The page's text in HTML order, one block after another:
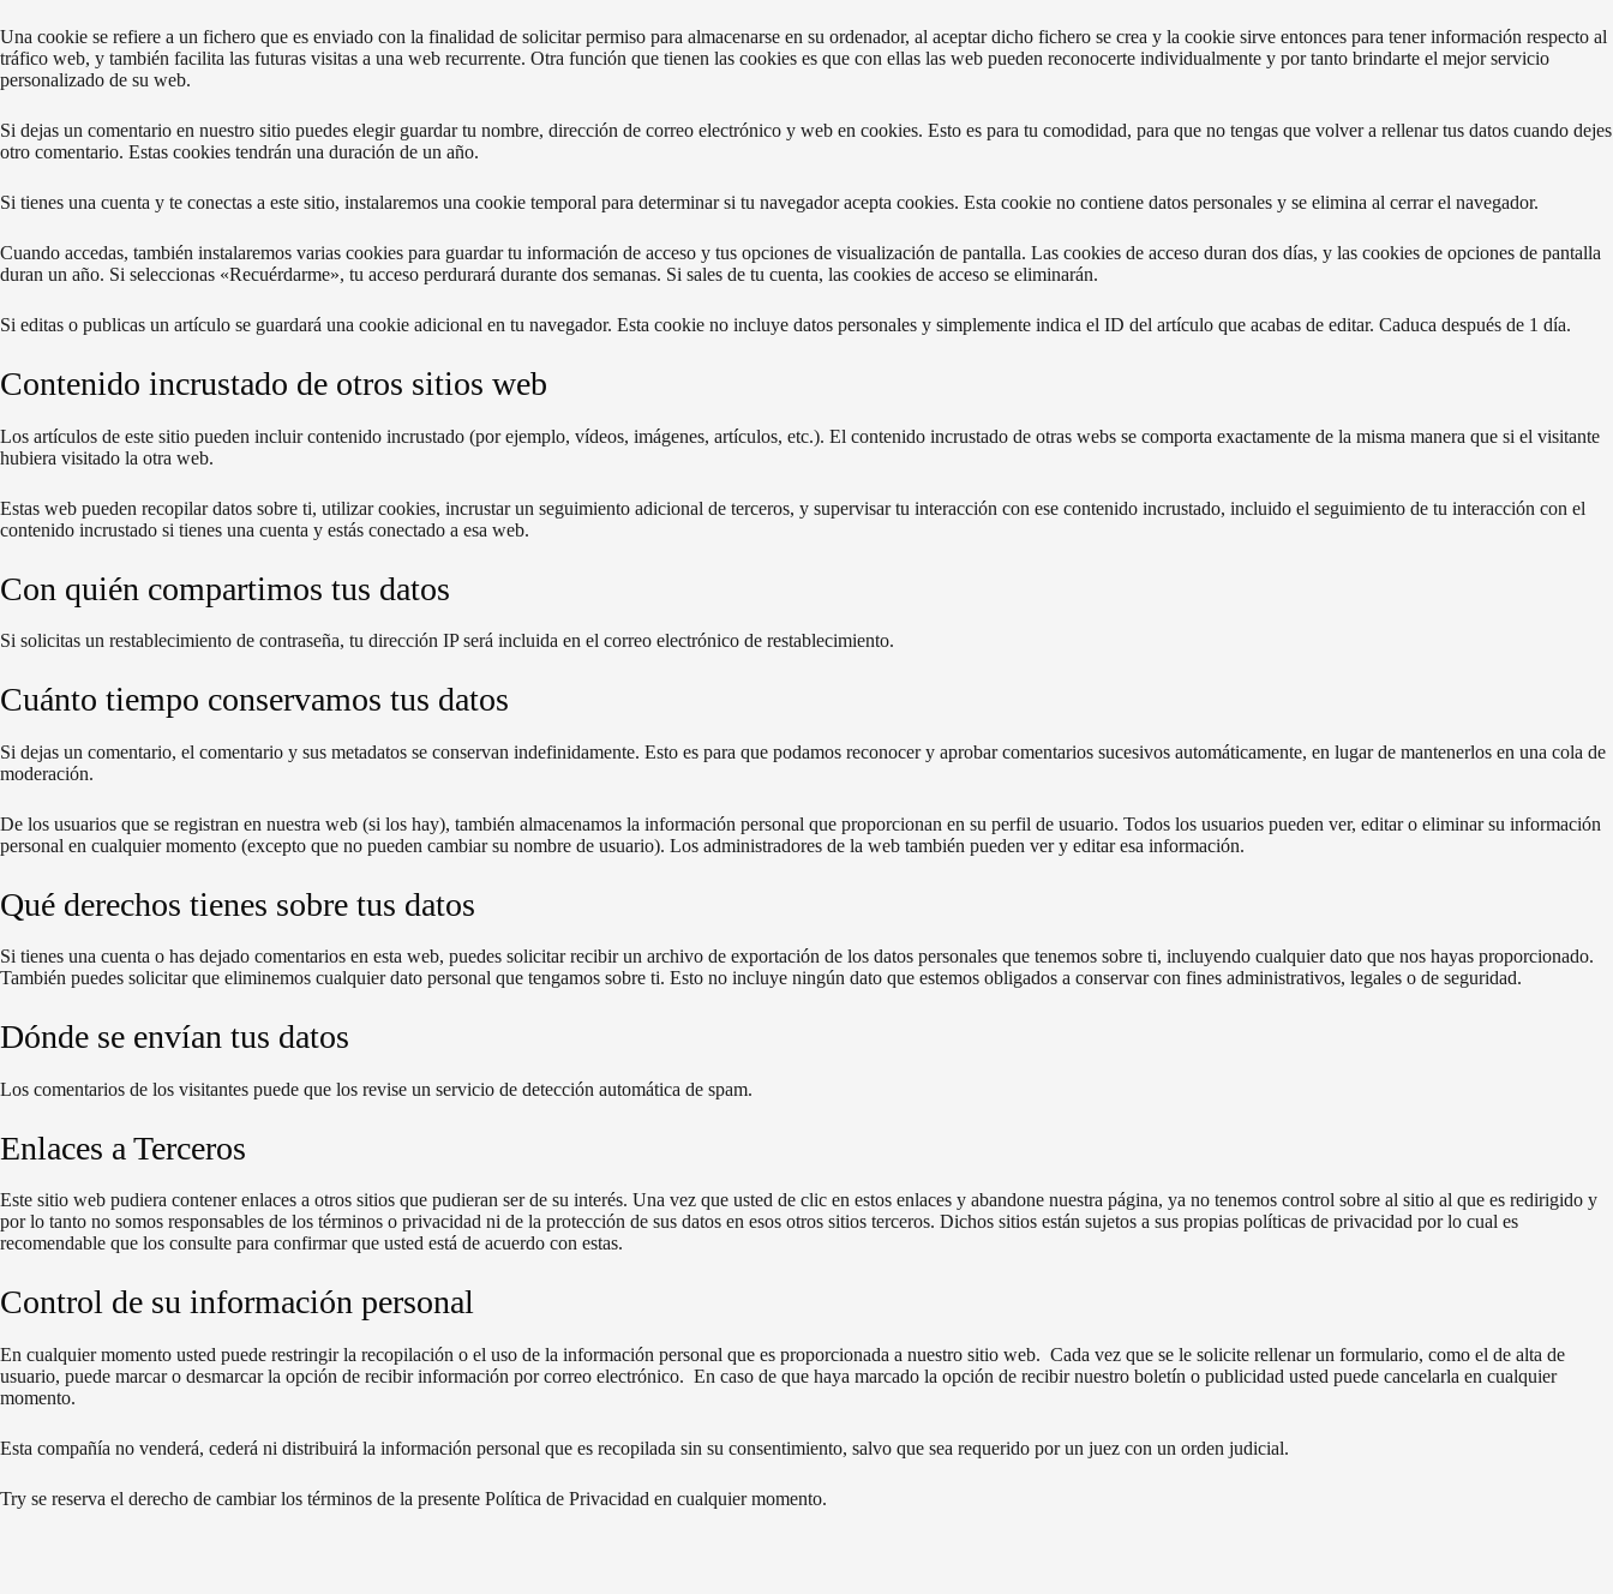
Una cookie se refiere a un fichero que es enviado con la finalidad de solicitar permiso para almacenarse en su ordenador, al aceptar dicho fichero se crea y la cookie sirve entonces para tener información respecto al
tráfico web, y también facilita las futuras visitas a una web recurrente. Otra función que tienen las cookies es que con ellas las web pueden reconocerte individualmente y por tanto brindarte el mejor servicio
personalizado de su web.
Si dejas un comentario en nuestro sitio puedes elegir guardar tu nombre, dirección de correo electrónico y web en cookies. Esto es para tu comodidad, para que no tengas que volver a rellenar tus datos cuando dejes
otro comentario. Estas cookies tendrán una duración de un año.
Si tienes una cuenta y te conectas a este sitio, instalaremos una cookie temporal para determinar si tu navegador acepta cookies. Esta cookie no contiene datos personales y se elimina al cerrar el navegador.
Cuando accedas, también instalaremos varias cookies para guardar tu información de acceso y tus opciones de visualización de pantalla. Las cookies de acceso duran dos días, y las cookies de opciones de pantalla
duran un año. Si seleccionas «Recuérdarme», tu acceso perdurará durante dos semanas. Si sales de tu cuenta, las cookies de acceso se eliminarán.
Si editas o publicas un artículo se guardará una cookie adicional en tu navegador. Esta cookie no incluye datos personales y simplemente indica el ID del artículo que acabas de editar. Caduca después de 1 día.
Contenido incrustado de otros sitios web
Los artículos de este sitio pueden incluir contenido incrustado (por ejemplo, vídeos, imágenes, artículos, etc.). El contenido incrustado de otras webs se comporta exactamente de la misma manera que si el visitante
hubiera visitado la otra web.
Estas web pueden recopilar datos sobre ti, utilizar cookies, incrustar un seguimiento adicional de terceros, y supervisar tu interacción con ese contenido incrustado, incluido el seguimiento de tu interacción con el
contenido incrustado si tienes una cuenta y estás conectado a esa web.
Con quién compartimos tus datos
Si solicitas un restablecimiento de contraseña, tu dirección IP será incluida en el correo electrónico de restablecimiento.
Cuánto tiempo conservamos tus datos
Si dejas un comentario, el comentario y sus metadatos se conservan indefinidamente. Esto es para que podamos reconocer y aprobar comentarios sucesivos automáticamente, en lugar de mantenerlos en una cola de
moderación.
De los usuarios que se registran en nuestra web (si los hay), también almacenamos la información personal que proporcionan en su perfil de usuario. Todos los usuarios pueden ver, editar o eliminar su información
personal en cualquier momento (excepto que no pueden cambiar su nombre de usuario). Los administradores de la web también pueden ver y editar esa información.
Qué derechos tienes sobre tus datos
Si tienes una cuenta o has dejado comentarios en esta web, puedes solicitar recibir un archivo de exportación de los datos personales que tenemos sobre ti, incluyendo cualquier dato que nos hayas proporcionado.
También puedes solicitar que eliminemos cualquier dato personal que tengamos sobre ti. Esto no incluye ningún dato que estemos obligados a conservar con fines administrativos, legales o de seguridad.
Dónde se envían tus datos
Los comentarios de los visitantes puede que los revise un servicio de detección automática de spam.
Enlaces a Terceros
Este sitio web pudiera contener enlaces a otros sitios que pudieran ser de su interés. Una vez que usted de clic en estos enlaces y abandone nuestra página, ya no tenemos control sobre al sitio al que es redirigido y
por lo tanto no somos responsables de los términos o privacidad ni de la protección de sus datos en esos otros sitios terceros. Dichos sitios están sujetos a sus propias políticas de privacidad por lo cual es
recomendable que los consulte para confirmar que usted está de acuerdo con estas.
Control de su información personal
En cualquier momento usted puede restringir la recopilación o el uso de la información personal que es proporcionada a nuestro sitio web. Cada vez que se le solicite rellenar un formulario, como el de alta de
usuario, puede marcar o desmarcar la opción de recibir información por correo electrónico. En caso de que haya marcado la opción de recibir nuestro boletín o publicidad usted puede cancelarla en cualquier
momento.
Esta compañía no venderá, cederá ni distribuirá la información personal que es recopilada sin su consentimiento, salvo que sea requerido por un juez con un orden judicial.
Try se reserva el derecho de cambiar los términos de la presente Política de Privacidad en cualquier momento.